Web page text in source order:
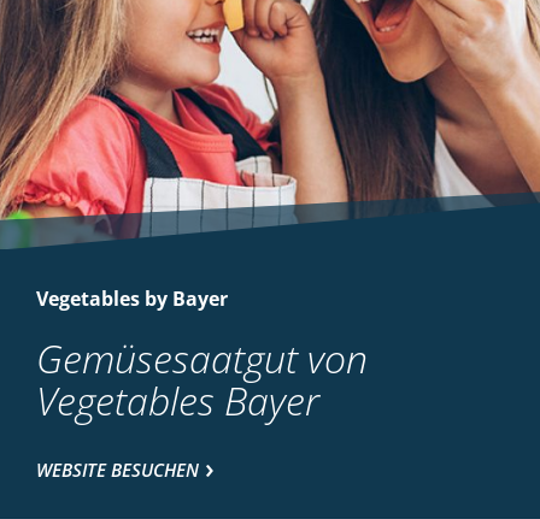
Vegetables by Bayer
Gemüsesaatgut von
Vegetables Bayer
WEBSITE BESUCHEN